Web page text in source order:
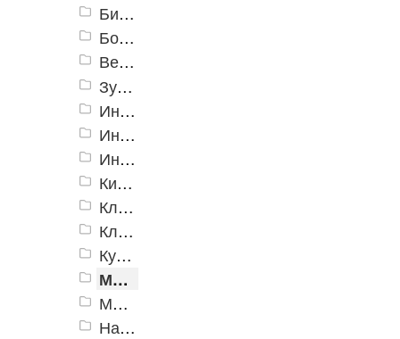
Биты
Болторезы, тросорезы
Верстаки, тиски, струбцины
Зубила, кернеры, гвоздодеры, ломы
Инструменты для гипсокартона
Инструменты специальные
Инструменты электрика
Киянки
Ключи гаечные
Ключи трубные, разводные
Кувалды
Молотки
Молотки специальные
Наборы инструмента